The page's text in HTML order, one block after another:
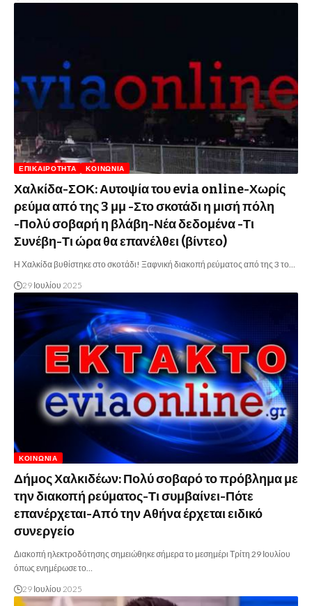
ΕΠΙΚΑΙΡΌΤΗΤΑ ΚΟΙΝΩΝΊΑ
Χαλκίδα-ΣΟΚ: Αυτοψία του evia online-Χωρίς
ρεύμα από της 3 μμ -Στο σκοτάδι η μισή πόλη
-Πολύ σοβαρή η βλάβη-Νέα δεδομένα -Τι
Συνέβη-Τι ώρα θα επανέλθει (βίντεο)
Η Χαλκίδα βυθίστηκε στο σκοτάδι! Ξαφνική διακοπή ρεύματος από της 3 το…
29 Ιουλίου 2025
ΚΟΙΝΩΝΊΑ
Δήμος Χαλκιδέων: Πολύ σοβαρό το πρόβλημα με
την διακοπή ρεύματος-Τι συμβαίνει-Πότε
επανέρχεται-Από την Αθήνα έρχεται ειδικό
συνεργείο
Διακοπή ηλεκτροδότησης σημειώθηκε σήμερα το μεσημέρι Τρίτη 29 Ιουλίου
όπως ενημέρωσε το…
29 Ιουλίου 2025